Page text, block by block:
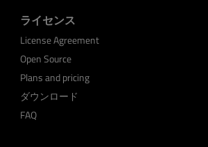
ライセンス
License Agreement
Open Source
Plans and pricing
ダウンロード
FAQ